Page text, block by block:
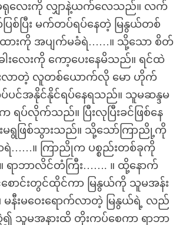
ရုလေးကို လျှာနဲ့ယက်လေသည်။ လက်
ြစ်ပြီး မက်တပ်ရပ်နေတဲ့ မြနွယ်တစ်
ားကို အပျက်မခံရဲ……။ သို့သော စိတ်
းလေးကို ကော့ပေးနေမိသည်။ ရင်ထဲ
းလာတဲ့ လူတစ်ယောက်လို မော ဟိုက်
င်အနိုင်နိုင်ရပ်နေရသည်။ သူမဆန္ဒမ
ရပ်လိုက်သည်။ ပြီးလုပြီးခင်ဖြစ်နေ
းမရွဖြစ်သွားသည်။ သို့သော်ကြာညို့ကို
ာရဲ……။ ကြာညိုက ပစ္စည်းတစ်ခုကို
ာဘာလိင်တံကြီး……. ။ ထို့နောက်
ောင်းတွင်ထိုင်ကာ မြနွယ်ကို သူမအန်း
မနီးမဝေးရောက်လာတဲ့ မြနွယ်ရဲ့ လည်
၍ သူမအနားထိ တိုးကပ်စေကာ ရာဘာ